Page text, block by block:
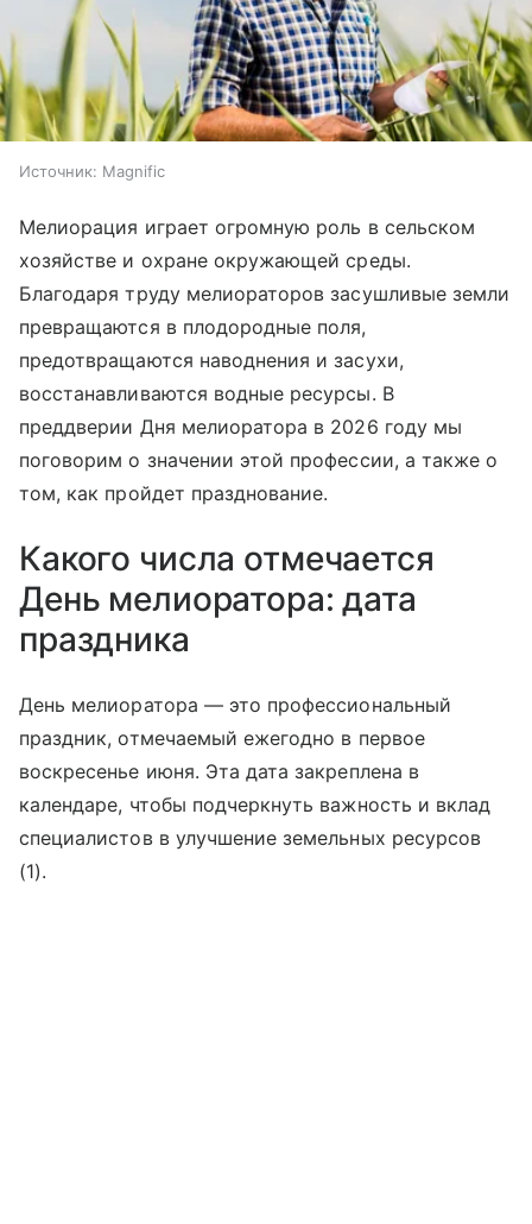
Источник: Magnific
Мелиорация играет огромную роль в сельском
хозяйстве и охране окружающей среды.
Благодаря труду мелиораторов засушливые земли
превращаются в плодородные поля,
предотвращаются наводнения и засухи,
восстанавливаются водные ресурсы. В
преддверии Дня мелиоратора в 2026 году мы
поговорим о значении этой профессии, а также о
том, как пройдет празднование.
Какого числа отмечается
День мелиоратора: дата
праздника
День мелиоратора — это профессиональный
праздник, отмечаемый ежегодно в первое
воскресенье июня. Эта дата закреплена в
календаре, чтобы подчеркнуть важность и вклад
специалистов в улучшение земельных ресурсов
(1).